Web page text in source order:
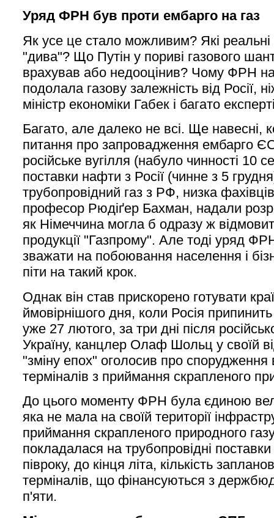
Уряд ФРН був проти ембарго на газ
Як усе це стало можливим? Які реальні
"дива"? Що Путін у пориві газового
врахував або недооцінив? Чому ФРН
подолала газову залежність від Росії,
міністр економіки Габек і багато
Багато, але далеко не всі. Ще навесні,
питання про запровадження ембарго
російське вугілля (набуло чинності 10
поставки нафти з Росії (чинне з 5
трубопровідний газ з РФ, низка
професор Рюдіґер Бахман, надали
як Німеччина могла б одразу ж
продукції "Газпрому". Але тоді уряд
зважати на побоювання населення і
піти на такий крок.
Однак він став прискорено готувати
ймовірнішого дня, коли Росія
уже 27 лютого, за три дні після
Україну, канцлер Олаф Шольц у своїй
"зміну епох" оголосив про спорудження
терміналів з приймання скрапленого
До цього моменту ФРН була єдиною
яка не мала на своїй території
приймання скрапленого природного
покладалася на трубопровідні поставки
півроку, до кінця літа, кількість
терміналів, що фінансуються з
п'яти.